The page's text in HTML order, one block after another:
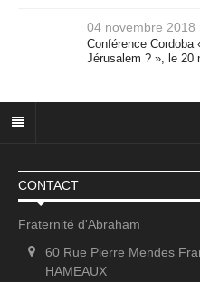
04 novembre 2018
Conférence Cordoba
Jérusalem ? », le 20
CONTACT
Fraternité d'Abraham
60 Rue Pierre Mendes
HAMEAUX